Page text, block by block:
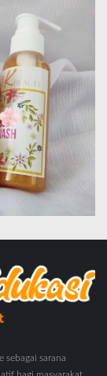
sebagai sarana